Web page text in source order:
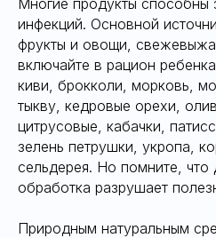
Многие продукты способны
инфекций. Основной
фрукты и овощи,
включайте в рацион
киви, брокколи, морковь,
тыкву, кедровые орехи,
цитрусовые, кабачки,
зелень петрушки, укропа,
сельдерея. Но помните, что
обработка разрушает
Природным натуральным